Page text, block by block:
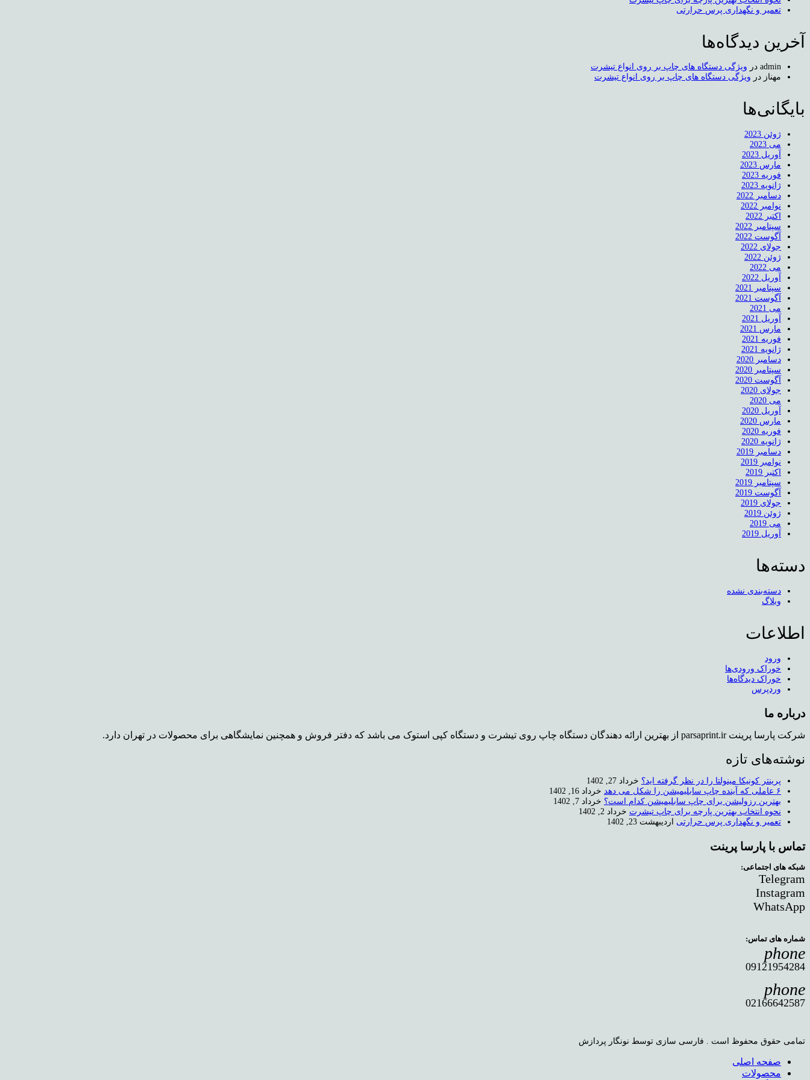
تعمیر و نگهداری پرس حرارتی
آخرین دیدگاه‌ها
admin در ویژگی دستگاه های چاپ بر روی انواع تیشرت
مهناز در ویژگی دستگاه های چاپ بر روی انواع تیشرت
بایگانی‌ها
ژوئن 2023
می 2023
آوریل 2023
مارس 2023
فوریه 2023
ژانویه 2023
دسامبر 2022
نوامبر 2022
اکتبر 2022
سپتامبر 2022
آگوست 2022
جولای 2022
ژوئن 2022
می 2022
آوریل 2022
سپتامبر 2021
آگوست 2021
می 2021
آوریل 2021
مارس 2021
فوریه 2021
ژانویه 2021
دسامبر 2020
سپتامبر 2020
آگوست 2020
جولای 2020
می 2020
آوریل 2020
مارس 2020
فوریه 2020
ژانویه 2020
دسامبر 2019
نوامبر 2019
اکتبر 2019
سپتامبر 2019
آگوست 2019
جولای 2019
ژوئن 2019
می 2019
آوریل 2019
دسته‌ها
دسته‌بندی نشده
وبلاگ
اطلاعات
ورود
خوراک ورودی‌ها
خوراک دیدگاه‌ها
وردپرس
درباره ما
شرکت پارسا پرینت parsaprint.ir از بهترین ارائه دهندگان دستگاه چاپ روی تیشرت و دستگاه کپی استوک می باشد که دفتر فروش و همچنین نمایشگاهی برای محصولات در تهران دارد.
نوشته‌های تازه
پرینتر کونیکا مینولتا را در نظر گرفته اید؟ خرداد 27, 1402
۶ عاملی که آینده چاپ سابلیمیشن را شکل می دهد
خرداد 16, 1402
بهترین رزولیشن برای چاپ سابلیمیشن کدام است؟ خرداد 7, 1402
نحوه انتخاب بهترین پارچه برای چاپ تیشرت خرداد 2, 1402
تعمیر و نگهداری پرس حرارتی
اردیبهشت 23, 1402
تماس با پارسا پرینت
شبکه های اجتماعی:
Telegram
Instagram
WhatsApp
شماره های تماس:
phone
09121954284
phone
02166642587
تمامی حقوق محفوظ است . فارسی سازی توسط نونگار پردازش
صفحه اصلی
محصولات